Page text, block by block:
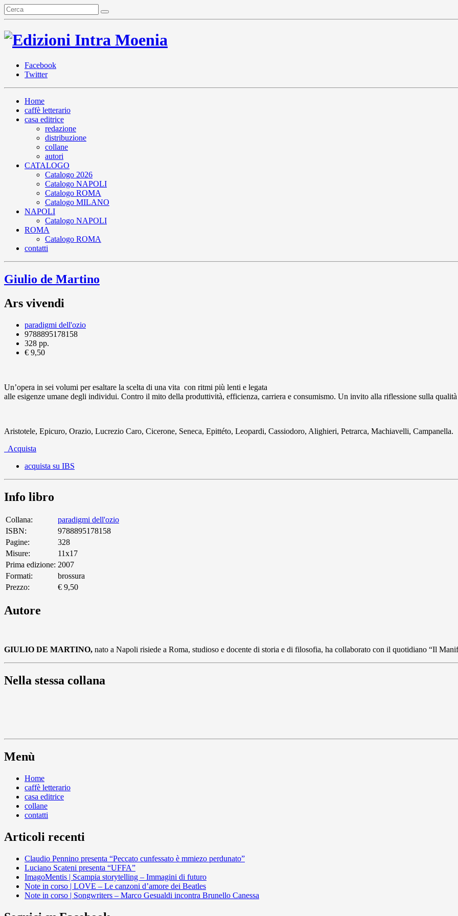
Facebook
Twitter
Home
caffè letterario
casa editrice
redazione
distribuzione
collane
autori
CATALOGO
Catalogo 2026
Catalogo NAPOLI
Catalogo ROMA
Catalogo MILANO
NAPOLI
Catalogo NAPOLI
ROMA
Catalogo ROMA
contatti
Giulio de Martino
Ars vivendi
paradigmi dell'ozio
9788895178158
328 pp.
€ 9,50
Un’opera in sei volumi per esaltare la scelta di una vita con ritmi più lenti e legata
alle esigenze umane degli individui. Contro il mito della produttività, efficienza, carriera e consumismo. Un invito alla riflessione sulla
Aristotele, Epicuro, Orazio, Lucrezio Caro, Cicerone, Seneca, Epittéto, Leopardi, Cassiodoro, Alighieri, Petrarca, Machiavelli, Campanella.
Acquista
acquista su IBS
Info libro
Collana:
paradigmi dell'ozio
ISBN:
9788895178158
Pagine:
328
Misure:
11x17
Prima edizione: 2007
Formati:
brossura
Prezzo:
€ 9,50
Autore
GIULIO DE MARTINO, nato a Napoli risiede a Roma, studioso e docente di storia e di filosofia, ha collaborato con il quotidiano “Il
Nella stessa collana
Menù
Home
caffè letterario
casa editrice
collane
contatti
Articoli recenti
Claudio Pennino presenta “Peccato cunfessato è mmiezo perdunato”
Luciano Scateni presenta “UFFA”
ImagoMentis | Scampia storytelling – Immagini di futuro
Note in corso | LOVE – Le canzoni d’amore dei Beatles
Note in corso | Songwriters – Marco Gesualdi incontra Brunello Canessa